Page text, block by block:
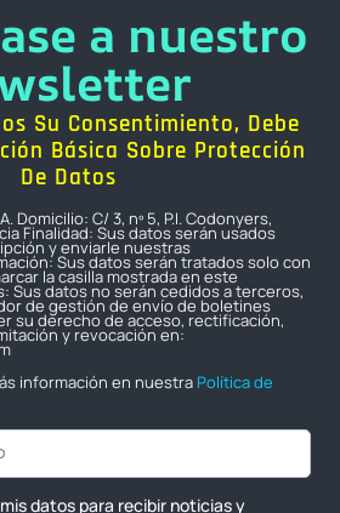
a nuestro
Su Consentimiento, Debe
Básica Sobre Protección
De Datos
Domicilio: C/ 3, nº 5, P.I. Codonyers,
Finalidad: Sus datos serán usados
y enviarle nuestras
Sus datos serán tratados solo con
la casilla mostrada en este
Sus datos no serán cedidos a terceros,
de gestión de envío de boletines
su derecho de acceso, rectificación,
y revocación en:
información en nuestra Política de
datos para recibir noticias y